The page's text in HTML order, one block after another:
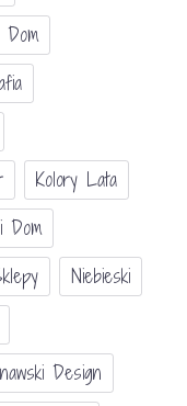
Dom
Kolory Lata
Dom
Niebieski
Design